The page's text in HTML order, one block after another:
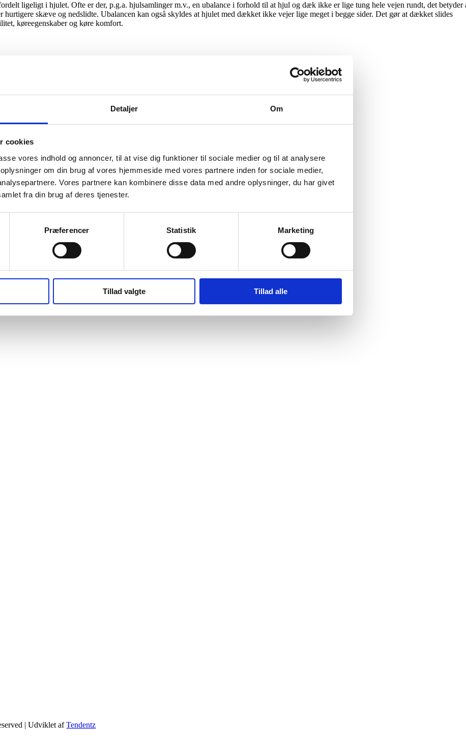
Detaljer Om
cookies
vores indhold og annoncer, til at vise dig funktioner til sociale medier og til at analysere
om din brug af vores hjemmeside med vores partnere inden for sociale medier,
Vores partnere kan kombinere disse data med andre oplysninger, du har givet
fra din brug af deres tjenester.
Præferencer Statistik Marketing
Tillad valgte Tillad alle
ligeligt i hjulet. Ofte er der, p.g.a. hjulsamlinger m.v., en ubalance i forhold til at hjul og dæk ikke er lige tung hele vejen rundt, det betyder
skæve og nedslidte. Ubalancen kan også skyldes at hjulet med dækket ikke vejer lige meget i begge sider. Det gør at dækket slides
køreegenskaber og køre komfort.
| Udviklet afTendentz